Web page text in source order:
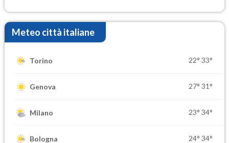
Meteo città italiane
Torino 22° 33°
Genova 27° 31°
Milano 23° 34°
Bologna 24° 34°